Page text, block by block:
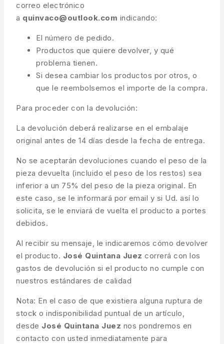
correo electrónico
a quinvaco@outlook.com indicando:
El número de pedido.
Productos que quiere devolver, y qué
problema tienen.
Si desea cambiar los productos por otros, o
que le reembolsemos el importe de la compra.
Para proceder con la devolución:
La devolución deberá realizarse en el embalaje
original antes de 14 días desde la fecha de entrega.
No se aceptarán devoluciones cuando el peso de la
pieza devuelta (incluido el peso de los restos) sea
inferior a un 75% del peso de la pieza original. En
este caso, se le informará por email y si Ud. así lo
solicita, se le enviará de vuelta el producto a portes
debidos.
Al recibir su mensaje, le indicaremos cómo devolver
el producto. José Quintana Juez correrá con los
gastos de devolución si el producto no cumple con
nuestros estándares de calidad
Nota: En el caso de que existiera alguna ruptura de
stock o indisponibilidad puntual de un artículo,
desde José Quintana Juez nos pondremos en
contacto con usted inmediatamente para